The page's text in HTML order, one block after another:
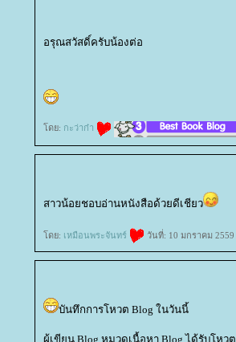
อรุณสวัสดิ์ครับน้องต่อ
ดย: กะว่าก๋า
สาวน้อยชอบอ่านหนังสือด้วยดีเชียว
ดย: เหมือนพระจันทร์ วันที่: 10 มกราคม 2559
บันทึกการโหวต Blog ในวันนี้
ผู้เขียน Blog หมวดเนื้อหา Blog ได้รับโหวต